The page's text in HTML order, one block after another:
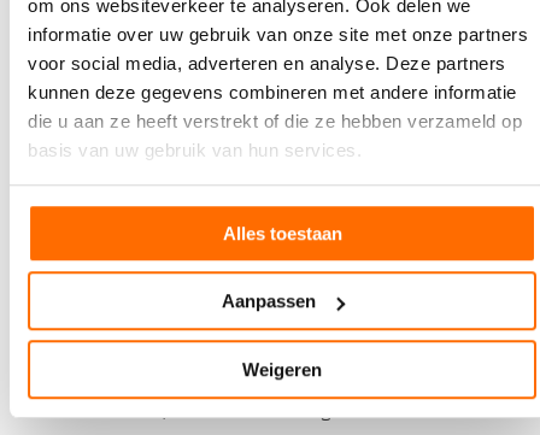
om ons websiteverkeer te analyseren. Ook delen we
informatie over uw gebruik van onze site met onze partners
voor social media, adverteren en analyse. Deze partners
kunnen deze gegevens combineren met andere informatie
die u aan ze heeft verstrekt of die ze hebben verzameld op
basis van uw gebruik van hun services.
Alles toestaan
Aanpassen
Weigeren
misschien te naïef lijkt in het licht van een ogenschijnlijk
overweldigende digitale dominantie. Omdat een te ver
doorgedigitaliseerde wereld, zo stelt hij, kwetsbaar is. En juist
daarom wint print weer aan relevantie. Geopolitieke
spanningen, cyberrisico's en de milieukosten van digitale
infrastructuren dwingen merken hun kanalen opnieuw te
evalueren.
​In deze context spreekt Martin over de "zoektocht naar het
tastbare", een trend waarbij mensen steeds vaker op zoek zijn
naar fysieke contactpunten die vertrouwen wekken en een
langduriger impact hebben dan een simpele swipe. Volgens deze
logica verschuift print van een bijproduct naar een strategische
pijler, ingebed in klanttrajecten die worden gevormd door
conversationele AI, AI-commerce en agentic commerce.